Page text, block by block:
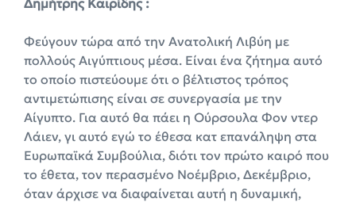
Φεύγουν τώρα από την Ανατολική Λιβύη με
πολλούς Αιγύπτιους μέσα. Είναι ένα ζήτημα αυτό
το οποίο πιστεύουμε ότι ο βέλτιστος τρόπος
αντιμετώπισης είναι σε συνεργασία με την
Αίγυπτο. Για αυτό θα πάει η Ούρσουλα Φον ντερ
Λάιεν, γι αυτό εγώ το έθεσα κατ επανάληψη στα
Ευρωπαϊκά Συμβούλια, διότι τον πρώτο καιρό που
το έθετα, τον περασμένο Νοέμβριο, Δεκέμβριο,
όταν άρχισε να διαφαίνεται αυτή η δυναμική,